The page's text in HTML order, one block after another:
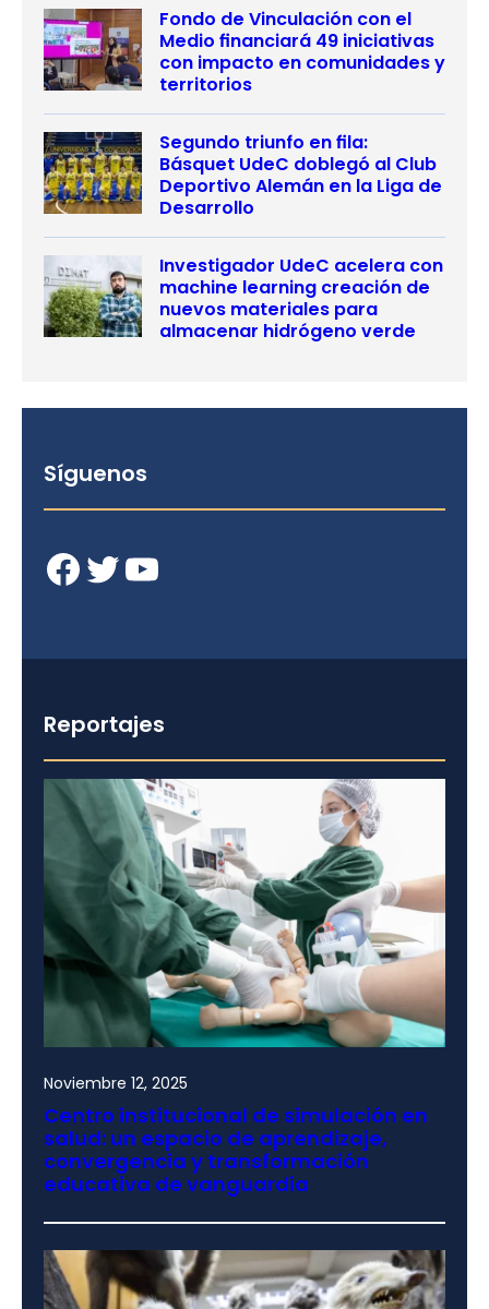
Fondo de Vinculación con el
Medio financiará 49 iniciativas
con impacto en comunidades y
territorios
Segundo triunfo en fila:
Básquet UdeC doblegó al Club
Deportivo Alemán en la Liga de
Desarrollo
Investigador UdeC acelera con
machine learning creación de
nuevos materiales para
almacenar hidrógeno verde
Síguenos
Facebook Twitter YouTube
Reportajes
Noviembre 12, 2025
Centro institucional de simulación en
salud: un espacio de aprendizaje,
convergencia y transformación
educativa de vanguardia